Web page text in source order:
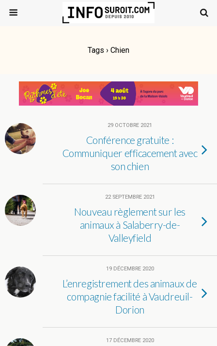
Tags › Chien
29 OCTOBRE 2021
Conférence gratuite :
Communiquer efficacement avec
son chien
22 SEPTEMBRE 2021
Nouveau règlement sur les
animaux à Salaberry-de-
Valleyfield
19 DÉCEMBRE 2020
L’enregistrement des animaux de
compagnie facilité à Vaudreuil-
Dorion
17 DÉCEMBRE 2020